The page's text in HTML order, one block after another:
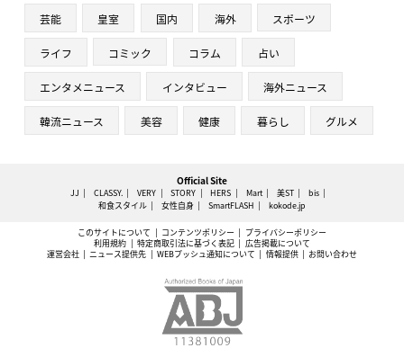
芸能 皇室 国内 海外 スポーツ
ライフ コミック コラム 占い
エンタメニュース インタビュー 海外ニュース
韓流ニュース 美容 健康 暮らし グルメ
Official Site
JJ CLASSY. VERY STORY HERS Mart 美ST
bis
和食スタイル
女性自身 SmartFLASH kokode.jp
このサイトについて コンテンツポリシー
プライバシーポリシー
利用規約
特定商取引法に基づく表記
広告掲載について
運営会社
ニュース提供先 WEBプッシュ通知について 情報提供 お問い合わせ